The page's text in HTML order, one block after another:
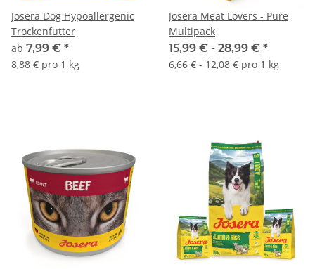
Josera Dog Hypoallergenic
Trockenfutter
ab 7,99 € *
8,88 € pro 1 kg
Josera Meat Lovers - Pure
Multipack
15,99 € - 28,99 € *
6,66 € - 12,08 € pro 1 kg